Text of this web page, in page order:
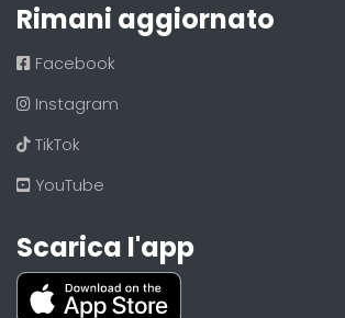
Rimani aggiornato
Facebook
Instagram
TikTok
YouTube
Scarica l'app